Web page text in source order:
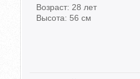
Возраст: 28 лет
Высота: 56 см